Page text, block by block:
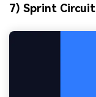
7) Sprint Circuit